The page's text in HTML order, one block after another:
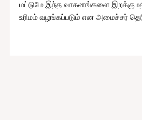
மட்டுமே இந்த வாகனங்களை
உரிமம் வழங்கப்படும் என அமைச்சர்